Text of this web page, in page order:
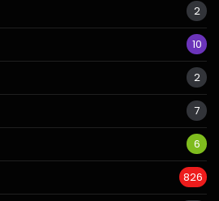
2
10
2
7
6
826